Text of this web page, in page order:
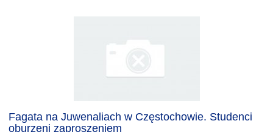
Fagata na Juwenaliach w Częstochowie. Studenci
oburzeni zaproszeniem